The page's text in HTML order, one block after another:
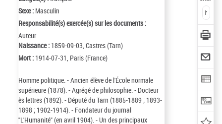
Sexe : Masculin
Responsabilité(s) exercée(s) sur les documents :
Auteur
Naissance : 1859-09-03, Castres (Tarn)
Mort : 1914-07-31, Paris (France)
Homme politique. - Ancien élève de l'École normale
supérieure (1878). - Agrégé de philosophie. - Docteur
ès lettres (1892). - Député du Tarn (1885-1889 ; 1893-
1898 ; 1902-1914). - Fondateur du journal
"L'Humanité" (en avril 1904). - Un des principaux